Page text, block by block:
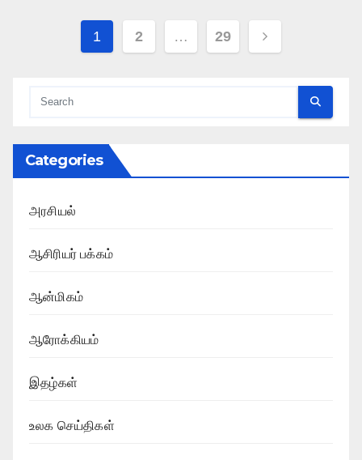
Posts
1 2 … 29
Categories
அரசியல்
ஆசிரியர் பக்கம்
ஆன்மிகம்
ஆரோக்கியம்
இதழ்கள்
உலக செய்திகள்